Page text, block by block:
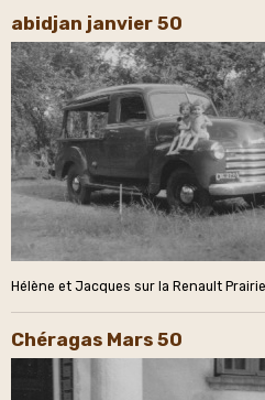
abidjan janvier 50
Hélène et Jacques sur la Renault Prairie
Chéragas Mars 50